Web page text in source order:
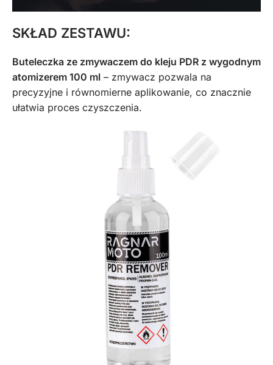
SKŁAD ZESTAWU:
Buteleczka ze zmywaczem do kleju PDR z wygodnym
atomizerem 100 ml – zmywacz pozwala na
precyzyjne i równomierne aplikowanie, co znacznie
ułatwia proces czyszczenia.